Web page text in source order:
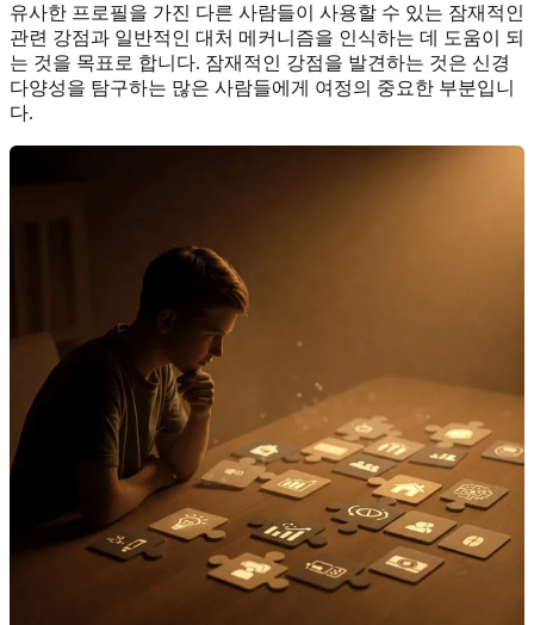
유사한 프로필을 가진 다른 사람들이 사용할 수 있는 잠재적인
관련 강점과 일반적인 대처 메커니즘을 인식하는 데 도움이 되
는 것을 목표로 합니다. 잠재적인 강점을 발견하는 것은 신경
다양성을 탐구하는 많은 사람들에게 여정의 중요한 부분입니
다.